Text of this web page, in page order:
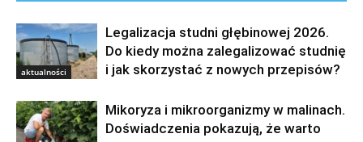
aktualności
Legalizacja studni głębinowej 2026.
Do kiedy można zalegalizować studnię
i jak skorzystać z nowych przepisów?
Mikoryza i mikroorganizmy w malinach.
Doświadczenia pokazują, że warto